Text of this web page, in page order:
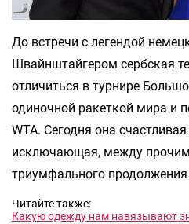
До встречи с легендой
Швайнштайгером сербская
отличиться в турнире
одиночной ракеткой мира и
WTA. Сегодня она
исключающая, между
триумфального
Читайте также:
Какую одежду нам навязывают